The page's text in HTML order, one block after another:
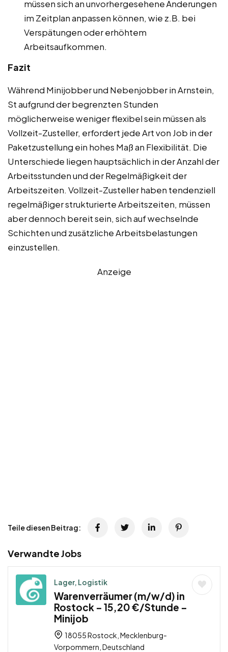
müssen sich an unvorhergesehene Änderungen
im Zeitplan anpassen können, wie z.B. bei
Verspätungen oder erhöhtem
Arbeitsaufkommen.
Fazit
Während Minijobber und Nebenjobber in Arnstein,
St aufgrund der begrenzten Stunden
möglicherweise weniger flexibel sein müssen als
Vollzeit-Zusteller, erfordert jede Art von Job in der
Paketzustellung ein hohes Maß an Flexibilität. Die
Unterschiede liegen hauptsächlich in der Anzahl der
Arbeitsstunden und der Regelmäßigkeit der
Arbeitszeiten. Vollzeit-Zusteller haben tendenziell
regelmäßiger strukturierte Arbeitszeiten, müssen
aber dennoch bereit sein, sich auf wechselnde
Schichten und zusätzliche Arbeitsbelastungen
einzustellen.
Anzeige
Teile diesen Beitrag:
Verwandte Jobs
Lager, Logistik
Warenverräumer (m/w/d) in
Rostock – 15,20 €/Stunde –
Minijob
18055 Rostock, Mecklenburg-
Vorpommern, Deutschland